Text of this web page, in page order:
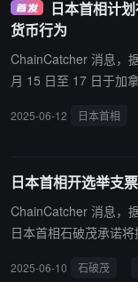
电话的理由提及了14
他生日快乐，所以打了
日本首相计
货币行为
ChainCatcher 消息，
月 15 日至 17 日于加
会首次讨论朝鲜窃取加密货币问题。 据多位
2025-06-12 日本首相
日本首相开选举支
ChainCatcher 消息，
日本首相石破茂承诺
是到 2040 年名义
2025-06-10 石破茂